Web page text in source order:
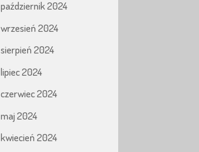
październik 2024
wrzesień 2024
sierpień 2024
lipiec 2024
czerwiec 2024
maj 2024
kwiecień 2024